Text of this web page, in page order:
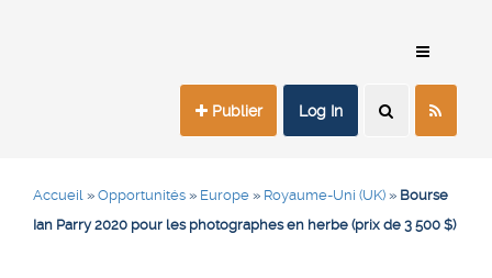
Publier Log In
Accueil » Opportunités » Europe » Royaume-Uni (UK) » Bourse
Ian Parry 2020 pour les photographes en herbe (prix de 3 500 $)